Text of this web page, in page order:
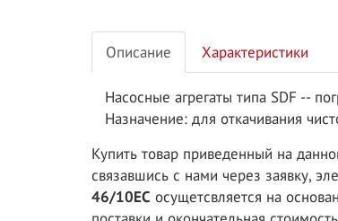
Описание Характеристики
Насосные агрегаты типа SDF --
Назначение: для откачивания
Купить товар приведенный на
связавшись с нами через заявку,
46/10EC осущетсвляется на